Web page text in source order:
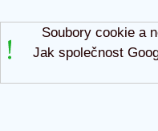
Soubory cookie a
Jak společnost